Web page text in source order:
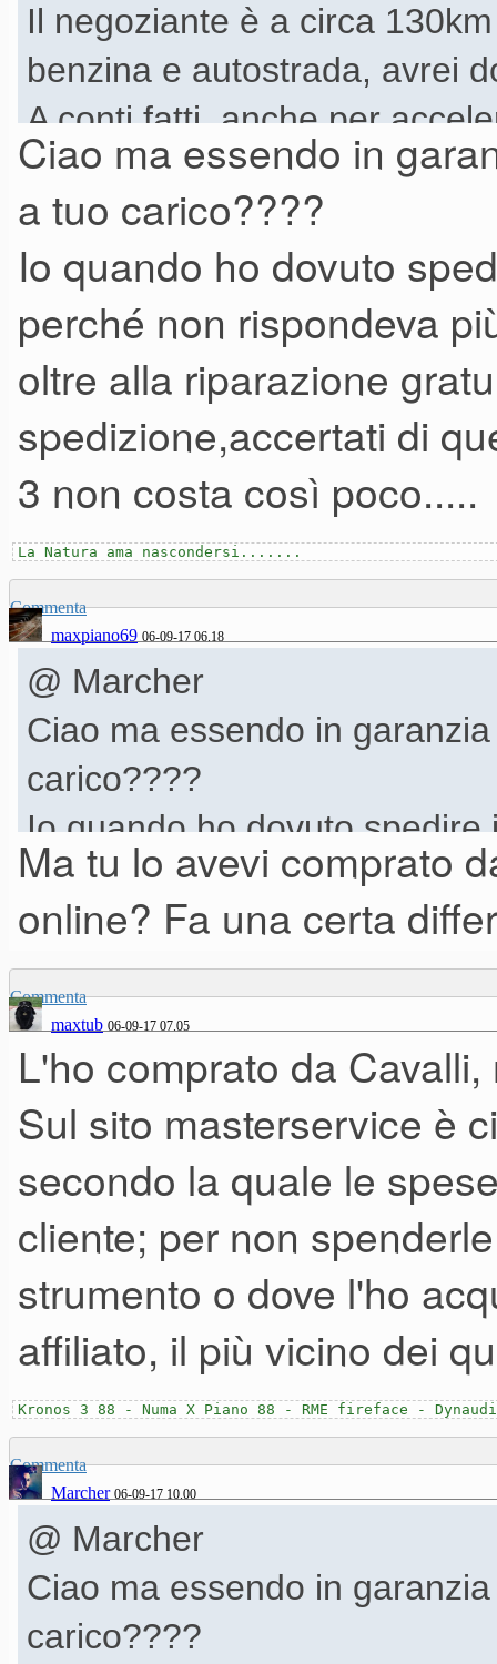
Il negoziante è a circa
benzina e autostrada, avrei
A conti fatti, anche per
direttamente al centro
Solo pensavo di spendere
Ciao ma essendo in
a tuo carico????
Io quando ho dovuto
perché non rispondeva
oltre alla riparazione
spedizione,accertati di
3 non costa così poco.....
La Natura ama nascondersi.......
Commenta
maxpiano69 06-09-17 06.18
@ Marcher
Ciao ma essendo in
carico????
Io quando ho dovuto
rispondeva più bene la
gratuita è stata gratuita pure
cosa visto che il nord stage
Ma tu lo avevi comprato
online? Fa una certa
Commenta
maxtub 06-09-17 07.05
L'ho comprato da
Sul sito masterservice è
secondo la quale le
cliente; per non
strumento o dove l'ho
affiliato, il più vicino dei
Kronos 3 88 - Numa X Piano 88 - RME fireface -
Commenta
Marcher 06-09-17 10.00
@ Marcher
Ciao ma essendo in
carico????